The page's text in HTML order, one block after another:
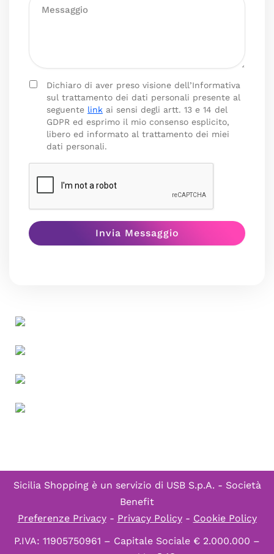
Dichiaro di aver preso visione dell’Informativa
sul trattamento dei dati personali presente al
seguente link ai sensi degli artt. 13 e 14 del
GDPR ed esprimo il mio consenso esplicito,
libero ed informato al trattamento dei miei
dati personali.
Sicilia Shopping è un servizio di USB S.p.A. - Società
Benefit
Preferenze Privacy- Privacy Policy- Cookie Policy
P.IVA: 11905750961 – Capitale Sociale € 2.000.000 –